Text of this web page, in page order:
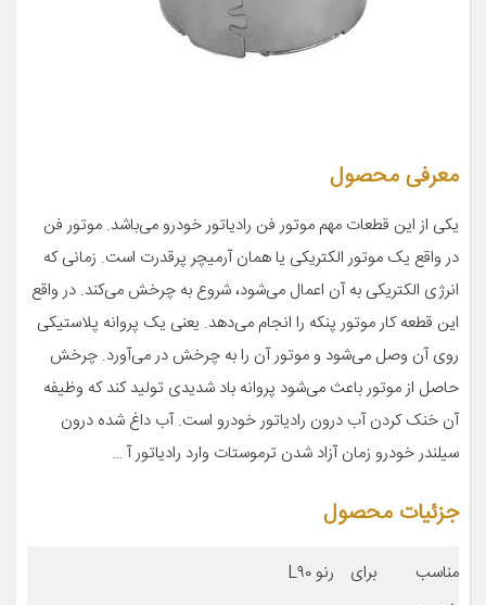
معرفی محصول
یکی از این قطعات مهم موتور فن رادیاتور خودرو می‌باشد. موتور فن
در واقع یک موتور الکتریکی یا همان آرمیچر پرقدرت است. زمانی که
انرژی الکتریکی به آن اعمال می‌شود، شروع به چرخش می‌کند. در واقع
این قطعه کار موتور پنکه را انجام می‌دهد. یعنی یک پروانه پلاستیکی
روی آن وصل می‌شود و موتور آن را به چرخش در می‌آورد. چرخش
حاصل از موتور باعث می‌شود پروانه باد شدیدی تولید کند که وظیفه
آن خنک کردن آب درون رادیاتور خودرو است. آب داغ شده درون
سیلندر خودرو زمان آزاد شدن ترموستات وارد رادیاتور آ …
جزئیات محصول
مناسب برای
رنو L۹۰